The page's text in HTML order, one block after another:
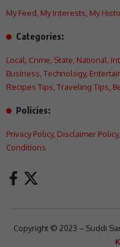
My Feed My Interests My
Categories:
Local Crime State National
Business Technology,
Recipes Tips Traveling Tips
Policies:
Privacy Policy, Disclaimer Policy,
Conditions
Copyright © 2023 – Suddi